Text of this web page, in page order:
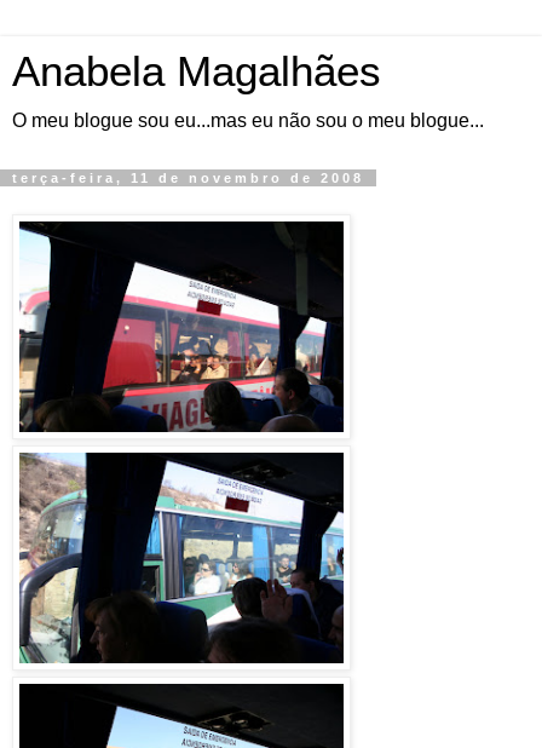
Anabela Magalhães
O meu blogue sou eu...mas eu não sou o meu blogue...
terça-feira, 11 de novembro de 2008